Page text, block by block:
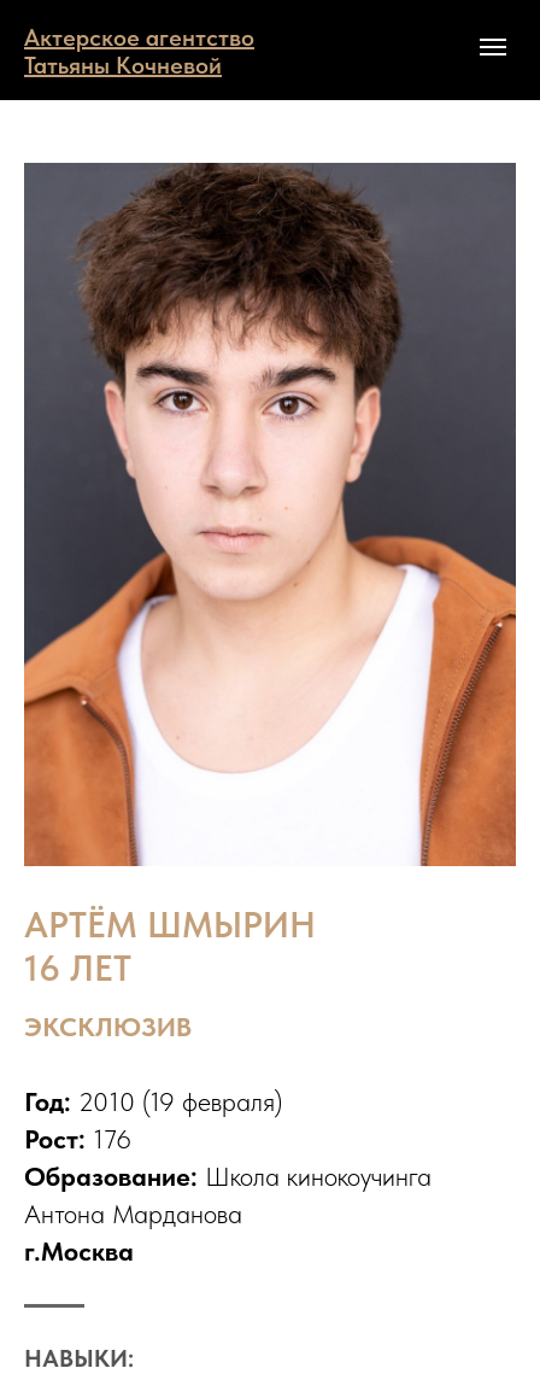
Актерское агентство
Татьяны Кочневой
АРТЁМ ШМЫРИН
16 ЛЕТ
ЭКСКЛЮЗИВ
Год: 2010 (19 февраля)
Рост: 176
Образование: Школа кинокоучинга
Антона Марданова
г.Москва
НАВЫКИ: